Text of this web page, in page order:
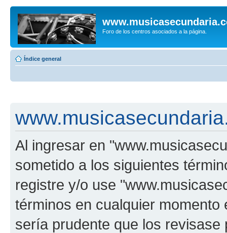
Foro de los centros asociados a la página.
Índice general
Al ingresar en
sometido a los siguientes
registre y/o use
términos en cualquier
sería prudente que los